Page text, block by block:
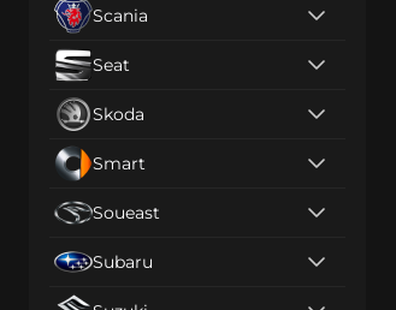
Scania
Seat
Skoda
Smart
Soueast
Subaru